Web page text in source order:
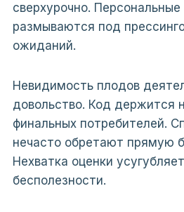
сверхурочно. Персональные
размываются под
ожиданий.
Невидимость плодов
довольство. Код держится
финальных потребителей.
нечасто обретают прямую
Нехватка оценки
бесполезности.